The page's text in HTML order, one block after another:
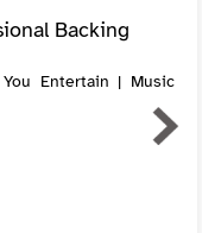
Backing
Entertain | Music